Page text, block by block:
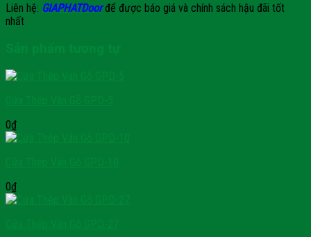
Liên hệ: GIAPHATDoorđể được báo giá và chính sách hậu đãi tốt
nhất
0₫
0₫